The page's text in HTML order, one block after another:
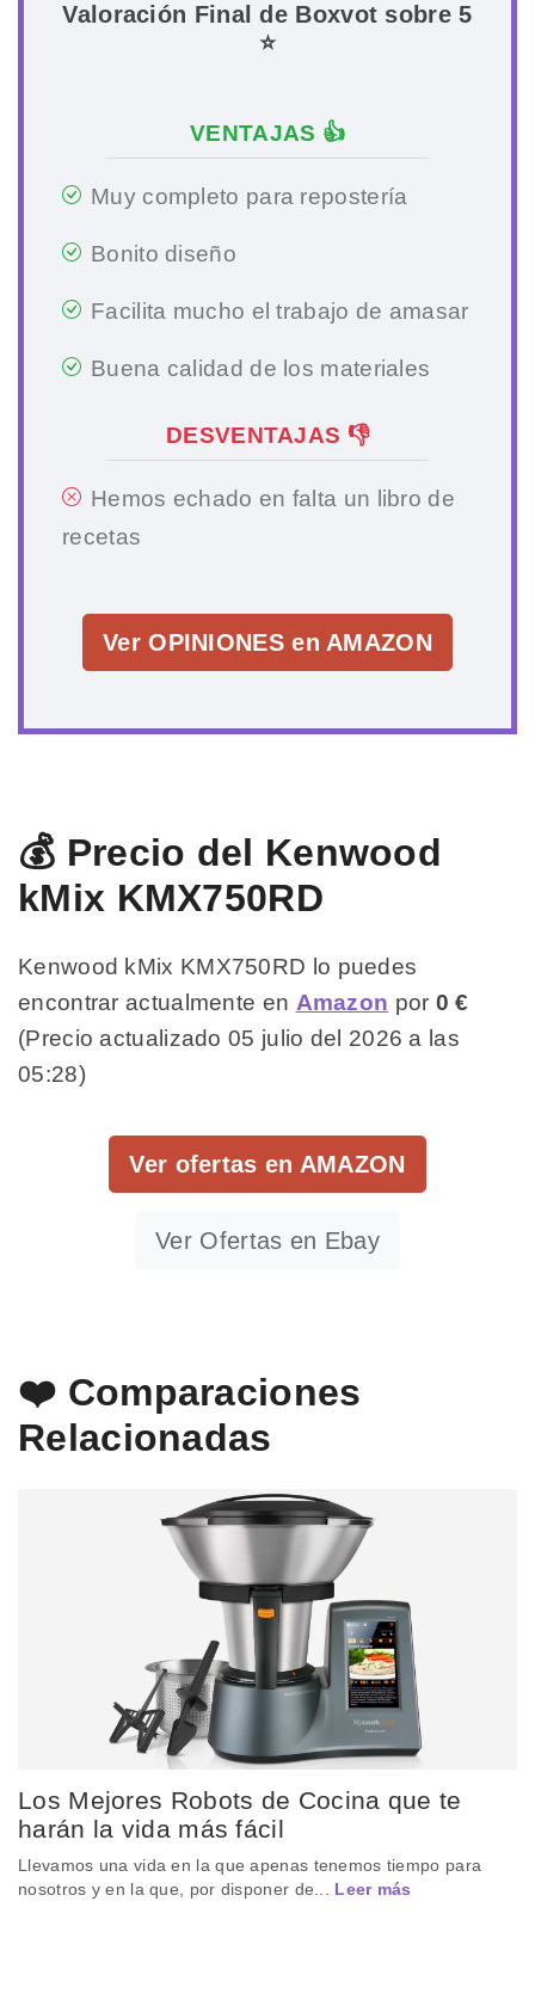
Valoración Final de Boxvot sobre 5
⭐
VENTAJAS 👍
Muy completo para repostería
Bonito diseño
Facilita mucho el trabajo de amasar
Buena calidad de los materiales
DESVENTAJAS 👎
Hemos echado en falta un libro de
recetas
Ver OPINIONES en AMAZON
💰 Precio del Kenwood
kMix KMX750RD
Kenwood kMix KMX750RD lo puedes
encontrar actualmente en Amazon por 0 €
(Precio actualizado 05 julio del 2026 a las
05:28)
Ver ofertas en AMAZON
Ver Ofertas en Ebay
❤️ Comparaciones
Relacionadas
Los Mejores Robots de Cocina que te
harán la vida más fácil
Llevamos una vida en la que apenas tenemos tiempo para
nosotros y en la que, por disponer de... Leer más